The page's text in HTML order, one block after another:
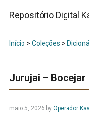
Repositório Digital
Início > Coleções >
Jurujai – Bocejar
maio 5, 2026 by Operador